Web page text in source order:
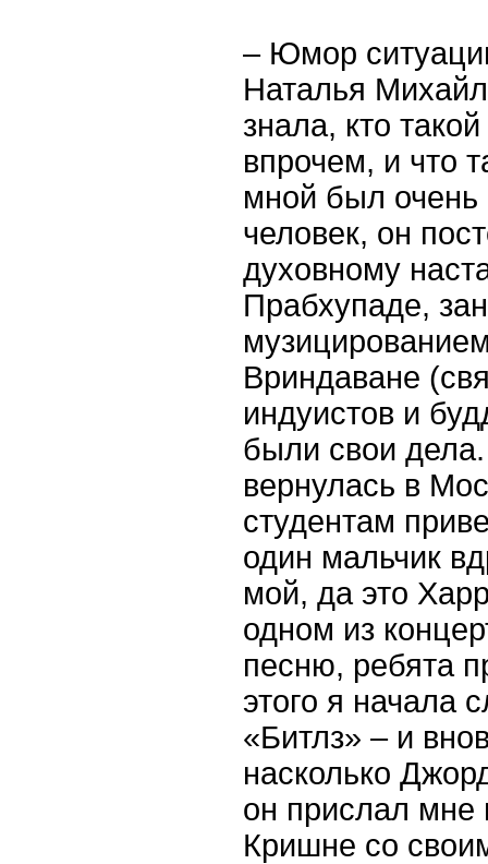
– Юмор
Наталья
знала, кто
впрочем, и что
мной был
человек, он
духовному
Прабхупаде,
Вриндаване
индуистов и
были свои
вернулась в
студентам
один мальчик
мой, да это
одном из
песню, ребята
этого я начала
«Битлз» – и
насколько
он прислал мне
Кришне со